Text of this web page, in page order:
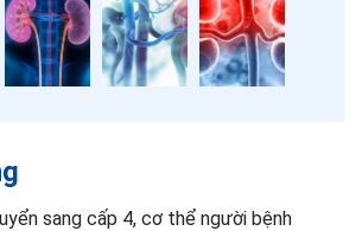
sang cấp 4, cơ thể người bệnh